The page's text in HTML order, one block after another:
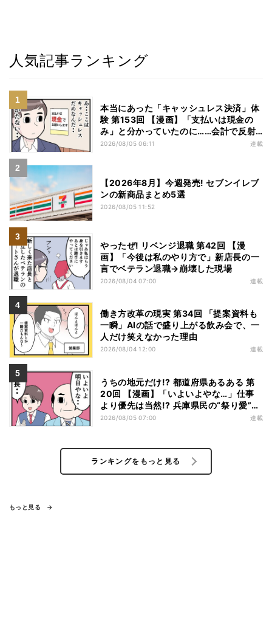
人気記事ランキング
本当にあった「キャッシュレス決済」体
験 第153回 【漫画】「支払いは現金の
み」と分かっていたのに……会計で反射
的に出してしまったものは
2026/08/05 06:11 連載
【2026年8月】今週発売! セブンイレブ
ンの新商品まとめ5選
2026/08/05 11:52
やったぜ! リベンジ退職 第42回 【漫
画】「今後は私のやり方で」新店長の一
言でベテラン退職→崩壊した現場
2026/08/04 07:00 連載
働き方改革の現実 第34回 「提案資料も
一瞬」AIの話で盛り上がる飲み会で、一
人だけ笑えなかった理由
2026/08/04 12:00 連載
うちの地元だけ!? 都道府県あるある 第
20回 【漫画】「いよいよやな…」仕事
より優先は当然!? 兵庫県民の“祭り愛”が
熱すぎた
2026/08/05 07:00 連載
ランキングをもっと見る
もっと見る